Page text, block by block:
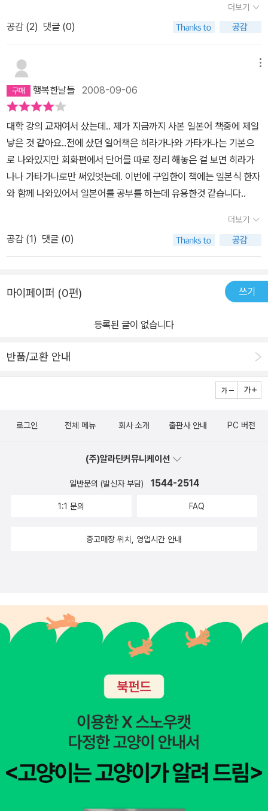
더보기
공감 (2) 댓글 (0)
행복한날들 2008-09-06
대학 강의 교재여서 샀는데.. 제가 지금까지 사본 일본어 책중에 제일
낳은 것 같아요..전에 샀던 일어책은 히라가나와 가타가나는 기본으
로 나와있지만 회화편에서 단어를 따로 정리 해놓은 걸 보면 히라가
나나 가타가나로만 써있엇는데. 이번에 구입한이 책에는 일본식 한자
와 함께 나와있어서 일본어를 공부를 하는데 유용한것 같습니다..
더보기
공감 (1) 댓글 (0)
마이페이퍼 (0편) 쓰기
등록된 글이 없습니다
반품/교환 안내
로그인 전체 메뉴 회사 소개 출판사 안내 PC 버전
(주)알라딘커뮤니케이션
일반문의 (발신자 부담) 1544-2514
1:1 문의 FAQ
중고매장 위치, 영업시간 안내